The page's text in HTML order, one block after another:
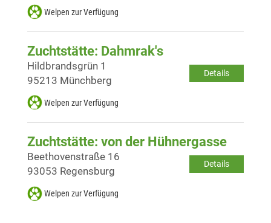
Welpen zur Verfügung
Zuchtstätte: Dahmrak's
Details
Hildbrandsgrün 1
95213 Münchberg
Welpen zur Verfügung
Zuchtstätte: von der Hühnergasse
Details
Beethovenstraße 16
93053 Regensburg
Welpen zur Verfügung